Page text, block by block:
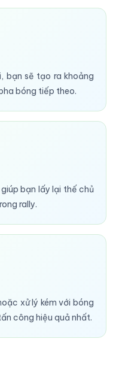
bạn sẽ tạo ra khoảng
bóng tiếp theo.
bạn lấy lại thế chủ
rally.
xử lý kém với bóng
công hiệu quả nhất.